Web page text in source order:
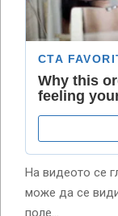
На видеото се
може да се
поле…